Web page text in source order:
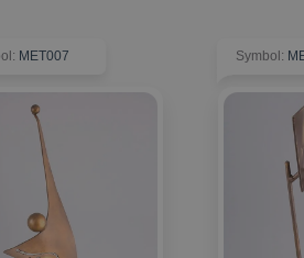
: MET007 Symbol :